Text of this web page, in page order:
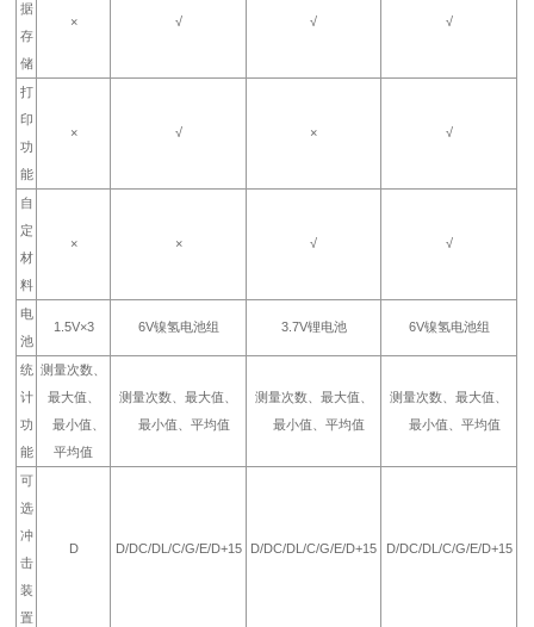
据
存
储
× √ √ √
打
印
功
能
× √ × √
自
定
材
料
× × √ √
电
池
1.5V×3 6V镍氢电池组 3.7V锂电池 6V镍氢电池组
统
计
功
能
测量次数、
最大值、
最小值、
平均值
测量次数、最大值、
最小值、平均值
测量次数、最大值、
最小值、平均值
测量次数、最大值、
最小值、平均值
可
选
冲
击
装
置
D D/DC/DL/C/G/E/D+15 D/DC/DL/C/G/E/D+15 D/DC/DL/C/G/E/D+15